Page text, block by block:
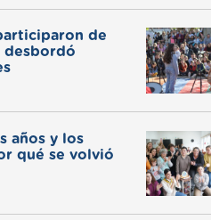
de
desbordó
años y los
qué se volvió